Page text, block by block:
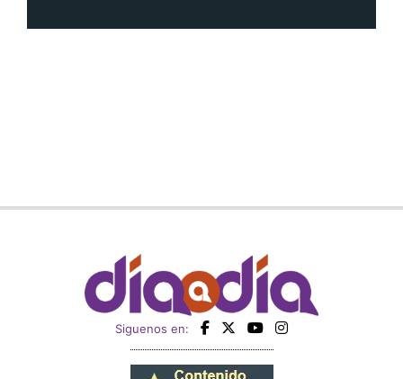
Siguenos en: